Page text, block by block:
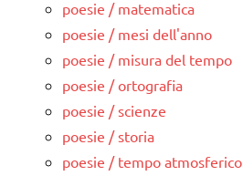
poesie / matematica
poesie / mesi dell'anno
poesie / misura del tempo
poesie / ortografia
poesie / scienze
poesie / storia
poesie / tempo atmosferico